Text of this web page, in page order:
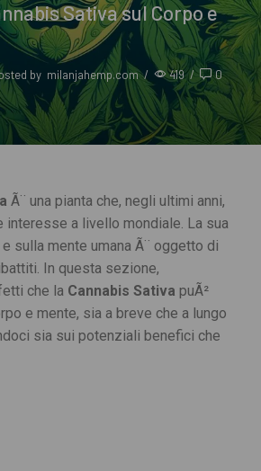
Sativa sul Corpo e
by milanjahemp.com / 419 / 0
Ã¨ una pianta che, negli ultimi anni,
interesse a livello mondiale. La sua
sulla mente umana Ã¨ oggetto di
In questa sezione,
che la Cannabis Sativa puÃ²
e mente, sia a breve che a lungo
sia sui potenziali benefici che